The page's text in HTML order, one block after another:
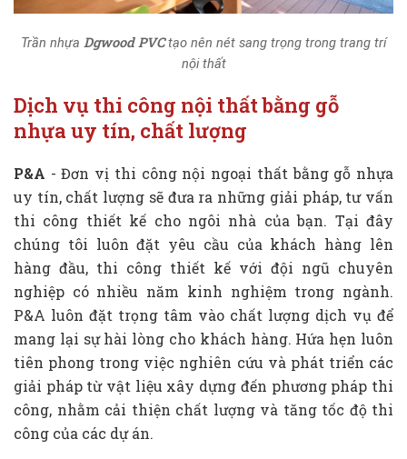
Trần nhựa Dgwood PVCtạo nên nét sang trọng trong trang trí
nội thất
Dịch vụ thi công nội thất bằng gỗ
nhựa uy tín, chất lượng
P&A - Đơn vị thi công nội ngoại thất bằng gỗ nhựa
uy tín, chất lượng sẽ đưa ra những giải pháp, tư vấn
thi công thiết kế cho ngôi nhà của bạn. Tại đây
chúng tôi luôn đặt yêu cầu của khách hàng lên
hàng đầu, thi công thiết kế với đội ngũ chuyên
nghiệp có nhiều năm kinh nghiệm trong ngành.
P&A luôn đặt trọng tâm vào chất lượng dịch vụ để
mang lại sự hài lòng cho khách hàng. Hứa hẹn luôn
tiên phong trong việc nghiên cứu và phát triển các
giải pháp từ vật liệu xây dựng đến phương pháp thi
công, nhằm cải thiện chất lượng và tăng tốc độ thi
công của các dự án.